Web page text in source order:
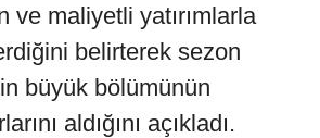
ve maliyetli yatırımlarla
belirterek sezon
büyük bölümünün
aldığını açıkladı.